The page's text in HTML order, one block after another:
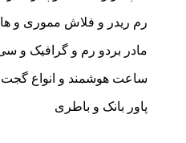
رم ریدر و فلاش مموری و
مادر بردو رم و گرافیک و
ساعت هوشمند و انواع
پاور بانک و باطری